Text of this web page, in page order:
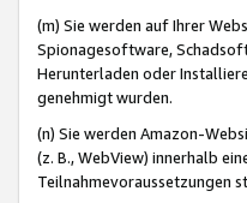
(m) Sie werden auf Ihrer
Spionagesoftware,
Herunterladen oder
genehmigt wurden.
(n) Sie werden Amazon-
(z. B., WebView) innerhalb
Teilnahmevoraussetzungen